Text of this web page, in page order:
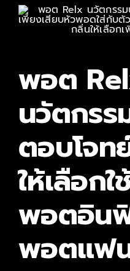
พอต
นวัตกร
ตอบโจ
ให้เลือก
พอตอิน
พอตแฟ